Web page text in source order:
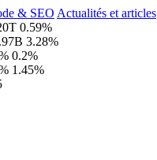
& SEO Actualités et articles
0.59%
3.28%
0.2%
1.45%